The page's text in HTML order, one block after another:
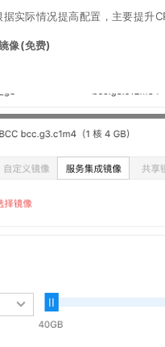
实际情况提高配置，主要提升
像(免费)